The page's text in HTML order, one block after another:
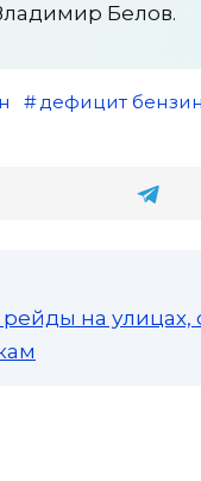
Белов.
дефицит
рейды на